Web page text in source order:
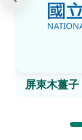
屏東木薑子